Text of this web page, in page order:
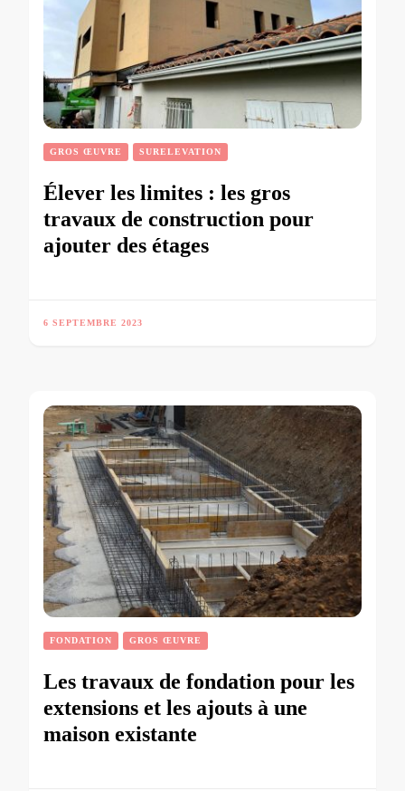
GROS ŒUVRE SURELEVATION
Élever les limites : les gros
travaux de construction pour
ajouter des étages
6 SEPTEMBRE 2023
FONDATION GROS ŒUVRE
Les travaux de fondation pour les
extensions et les ajouts à une
maison existante